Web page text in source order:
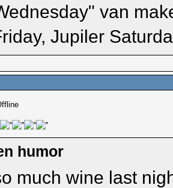
van
Jupiler
humor
much wine last